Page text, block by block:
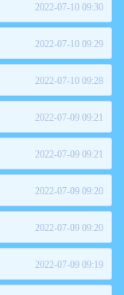
2022-07-10 09:30
2022-07-10 09:29
2022-07-10 09:28
2022-07-09 09:21
2022-07-09 09:21
2022-07-09 09:20
2022-07-09 09:20
2022-07-09 09:19